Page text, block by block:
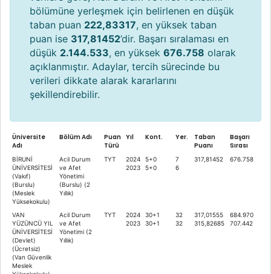
bölümüne yerleşmek için belirlenen en düşük
taban puan 222,83317, en yüksek taban
puan ise 317,81452’dir. Başarı sıralaması en
düşük 2.144.533, en yüksek 676.758 olarak
açıklanmıştır. Adaylar, tercih sürecinde bu
verileri dikkate alarak kararlarını
şekillendirebilir.
Üniversite
Adı
Bölüm Adı
Puan
Türü
Yıl Kont. Yer.
Taban
Puanı
Başarı
Sırası
BİRUNİ
ÜNİVERSİTESİ
(Vakıf)
(Burslu)
(Meslek
Yüksekokulu)
Acil Durum
ve Afet
Yönetimi
(Burslu) (2
Yıllık)
TYT
2024
2023
5+0
5+0
7
6
317,81452 676.758
VAN
YÜZÜNCÜ YIL
ÜNİVERSİTESİ
(Devlet)
(Ücretsiz)
(Van Güvenlik
Meslek
Acil Durum
ve Afet
Yönetimi (2
Yıllık)
TYT
2024
2023
30+1
30+1
32
32
317,01555
315,82685
684.970
707.442